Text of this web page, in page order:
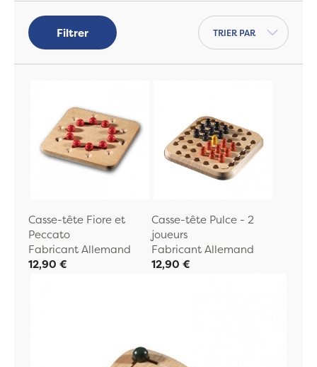
Filtrer
Trier par
Casse-tête Fiore et
Peccato
Fabricant Allemand
12,90 €
Casse-tête Pulce - 2
joueurs
Fabricant Allemand
12,90 €